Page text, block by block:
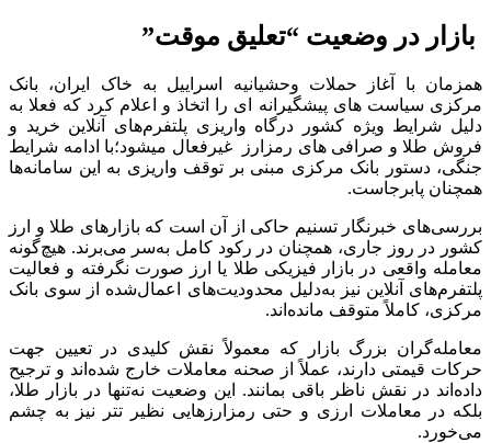
بازار در وضعیت “تعلیق موقت”
همزمان با آغاز حملات وحشیانیه اسراییل به خاک ایران، بانک
مرکزی سیاست های پیشگیرانه ای را اتخاذ و اعلام کرد که فعلا به
دلیل شرایط ویژه کشور درگاه واریزی پلتفرم‌های آنلاین خرید و
فروش طلا و صرافی های رمزارز غیرفعال میشود؛با ادامه شرایط
جنگی، دستور بانک مرکزی مبنی بر توقف واریزی به این سامانه‌ها
همچنان پابرجاست.
بررسی‌های خبرنگار تسنیم حاکی از آن است که بازارهای طلا و ارز
کشور در روز جاری، همچنان در رکود کامل به‌سر می‌برند. هیچ‌گونه
معامله واقعی در بازار فیزیکی طلا یا ارز صورت نگرفته و فعالیت
پلتفرم‌های آنلاین نیز به‌دلیل محدودیت‌های اعمال‌شده از سوی بانک
مرکزی، کاملاً متوقف مانده‌اند.
معامله‌گران بزرگ بازار که معمولاً نقش کلیدی در تعیین جهت
حرکات قیمتی دارند، عملاً از صحنه معاملات خارج شده‌اند و ترجیح
داده‌اند در نقش ناظر باقی بمانند. این وضعیت نه‌تنها در بازار طلا،
بلکه در معاملات ارزی و حتی رمزارزهایی نظیر تتر نیز به چشم
می‌خورد.